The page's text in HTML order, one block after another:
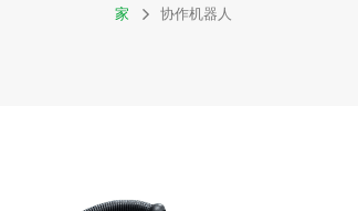
家 协作机器人